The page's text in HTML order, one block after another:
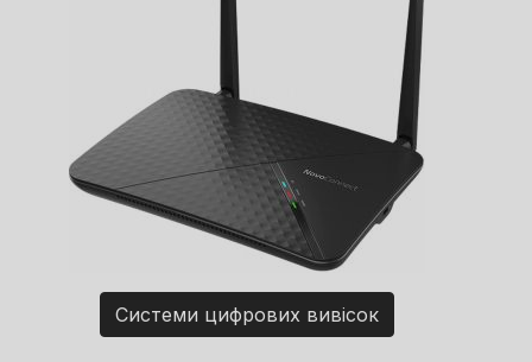
Системи цифрових вивісок